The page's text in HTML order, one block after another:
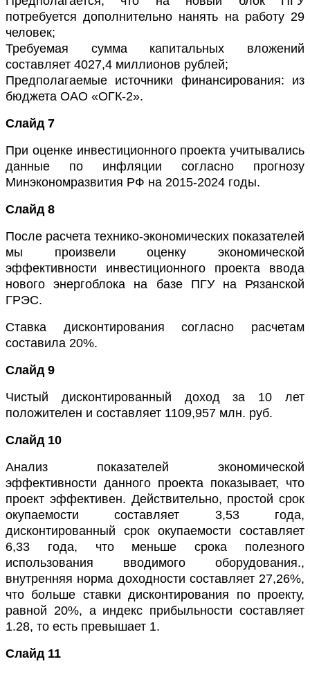
потребуется дополнительно нанять на работу 29
человек;
Требуемая сумма капитальных вложений
составляет 4027,4 миллионов рублей;
Предполагаемые источники финансирования: из
бюджета ОАО «ОГК-2».
Слайд 7
При оценке инвестиционного проекта учитывались
данные по инфляции согласно прогнозу
Минэкономразвития РФ на 2015-2024 годы.
Слайд 8
После расчета технико-экономических показателей
мы произвели оценку экономической
эффективности инвестиционного проекта ввода
нового энергоблока на базе ПГУ на Рязанской
ГРЭС.
Ставка дисконтирования согласно расчетам
составила 20%.
Слайд 9
Чистый дисконтированный доход за 10 лет
положителен и составляет 1109,957 млн. руб.
Слайд 10
Анализ показателей экономической
эффективности данного проекта показывает, что
проект эффективен. Действительно, простой срок
окупаемости составляет 3,53 года,
дисконтированный срок окупаемости составляет
6,33 года, что меньше срока полезного
использования вводимого оборудования.,
внутренняя норма доходности составляет 27,26%,
что больше ставки дисконтирования по проекту,
равной 20%, а индекс прибыльности составляет
1.28, то есть превышает 1.
Слайд 11